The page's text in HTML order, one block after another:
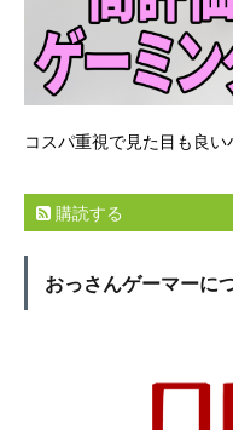
コスパ重視で見た目も良い
購読する
おっさんゲーマーに